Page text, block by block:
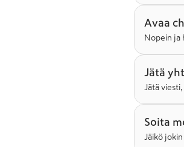
Avaa
Nopein ja
Jätä
Jätä
Soita
Jäikö